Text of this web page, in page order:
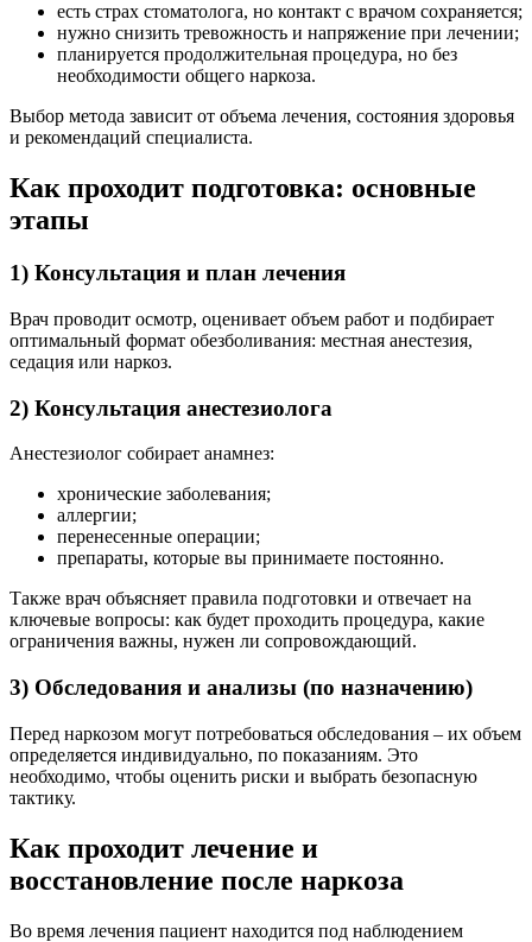
есть страх стоматолога, но контакт с врачом сохраняется;
нужно снизить тревожность и напряжение при лечении;
планируется продолжительная процедура, но без
необходимости общего наркоза.
Выбор метода зависит от объема лечения, состояния здоровья
и рекомендаций специалиста.
Как проходит подготовка: основные
этапы
1) Консультация и план лечения
Врач проводит осмотр, оценивает объем работ и подбирает
оптимальный формат обезболивания: местная анестезия,
седация или наркоз.
2) Консультация анестезиолога
Анестезиолог собирает анамнез:
хронические заболевания;
аллергии;
перенесенные операции;
препараты, которые вы принимаете постоянно.
Также врач объясняет правила подготовки и отвечает на
ключевые вопросы: как будет проходить процедура, какие
ограничения важны, нужен ли сопровождающий.
3) Обследования и анализы (по назначению)
Перед наркозом могут потребоваться обследования – их объем
определяется индивидуально, по показаниям. Это
необходимо, чтобы оценить риски и выбрать безопасную
тактику.
Как проходит лечение и
восстановление после наркоза
Во время лечения пациент находится под наблюдением